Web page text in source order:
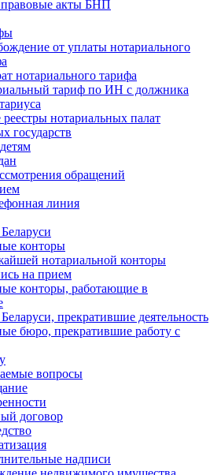
акты БНП
от уплаты нотариального
нотариального тарифа
тариф по ИН с должника
нотариальных палат
государств
обращений
линия
конторы
нотариальной конторы
на прием
конторы, работающие в
прекратившие деятельность
бюро, прекратившие работу с
вопросы
договор
надписи